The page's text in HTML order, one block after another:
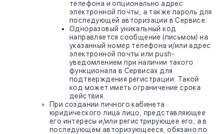
телефона и опционально адрес
электронной почты, а также пароль для
последующей авторизации в Сервисе.
Одноразовый уникальный код
направляется сообщение (письмом) на
указанный номер телефона и/или адрес
электронной почты или push-
уведомлением при наличии такого
функционала в Сервисах для
подтверждения регистрации. Такой
код может иметь ограничение срока
действия.
При создании личного кабинета
юридического лица лицо, представляющее
его интересы и/или регистрирующее его, а в
последующем авторизующееся, обязано по